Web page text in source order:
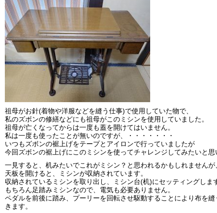
祖母がお針(着物や洋服などを縫う仕事)で使用していた物で、
私のズボンの修繕などにも祖母がこのミシンを使用していました。
祖母が亡くなってからは一度も蓋を開けてはいません。
私は一度も使ったことが無いのですが、・・・・・・・
いつもズボンの裾上げをテープとアイロンで行っていましたが
今回ズボンの裾上げにこのミシンを使ってチャレンジしてみたいと思
一見すると、机みたいでこれがミシン？と思われるかもしれませんが
天板を開けると、ミシンが収納されています。
収納されているミシンを取り出し、ミシン台(机)にセッティングしま
もちろん足踏みミシンなので、電気も必要ありません。
ペダルを前後に踏み、プーリーを回転させ駆動することにより布を縫
きます。